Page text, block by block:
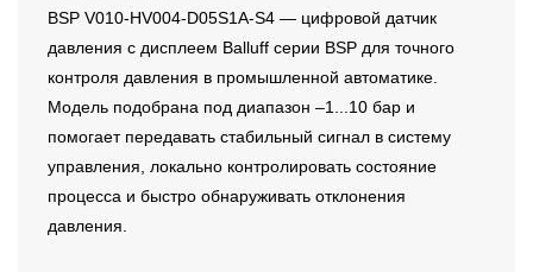
BSP V010-HV004-D05S1A-S4 — цифровой датчик
давления с дисплеем Balluff серии BSP для точного
контроля давления в промышленной автоматике.
Модель подобрана под диапазон –1...10 бар и
помогает передавать стабильный сигнал в систему
управления, локально контролировать состояние
процесса и быстро обнаруживать отклонения
давления.